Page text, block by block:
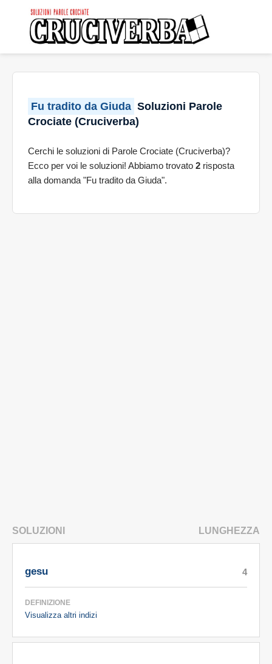
Fu tradito da Giuda Soluzioni Parole
Crociate (Cruciverba)
Cerchi le soluzioni di Parole Crociate (Cruciverba)?
Ecco per voi le soluzioni! Abbiamo trovato 2 risposta
alla domanda "Fu tradito da Giuda".
SOLUZIONI LUNGHEZZA
gesu
DEFINIZIONE
Visualizza altri indizi
4